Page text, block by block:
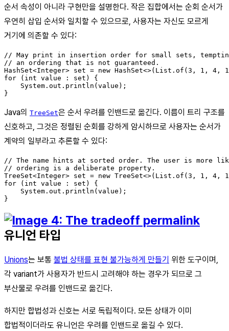
순서 속성이 아니라 구현만을 설명한다. 작은 집합에서는 순회 순서가
우연히 삽입 순서와 일치할 수 있으므로, 사용자는 자신도 모르게
거기에 의존할 수 있다:
// May print in insertion order for small sets,
// an ordering that is not guaranteed.
HashSet<Integer> set = new HashSet<>(List.of(3, 1, 4,
for (int value : set) {
    System.out.println(value);
Java의 TreeSet은 순서 우려를 인밴드로 옮긴다. 이름이 트리 구조를
신호하고, 그것은 정렬된 순회를 강하게 암시하므로 사용자는 순서가
계약의 일부라고 추론할 수 있다:
// The name hints at sorted order. The user is more
// ordering is a deliberate property.
TreeSet<Integer> set = new TreeSet<>(List.of(3, 1, 4,
for (int value : set) {
    System.out.println(value);
유니언 타입
Unions는 보통 불법 상태를 표현 불가능하게 만들기 위한 도구이며,
각 variant가 사용자가 반드시 고려해야 하는 경우가 되므로 그
부산물로 우려를 인밴드로 옮긴다.
하지만 합법성과 신호는 서로 독립적이다. 모든 상태가 이미
합법적이더라도 유니언은 우려를 인밴드로 옮길 수 있다.